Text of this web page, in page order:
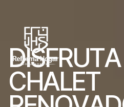
DISFRUTA
CHALET